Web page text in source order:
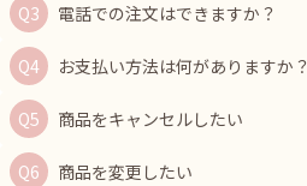
電話での注文はできますか？
お支払い方法は何がありますか？
商品をキャンセルしたい
商品を変更したい